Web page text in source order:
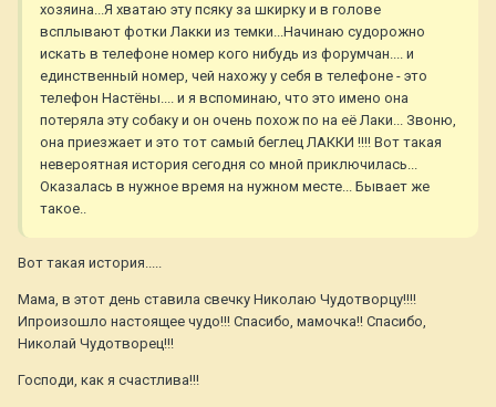
хозяина...Я хватаю эту псяку за шкирку и в голове
всплывают фотки Лакки из темки...Начинаю судорожно
искать в телефоне номер кого нибудь из форумчан.... и
единственный номер, чей нахожу у себя в телефоне - это
телефон Настёны.... и я вспоминаю, что это имено она
потеряла эту собаку и он очень похож по на её Лаки... Звоню,
она приезжает и это тот самый беглец ЛАККИ !!!! Вот такая
невероятная история сегодня со мной приключилась...
Оказалась в нужное время на нужном месте... Бывает же
такое..
Вот такая история.....
Мама, в этот день ставила свечку Николаю Чудотворцу!!!!
Ипроизошло настоящее чудо!!! Спасибо, мамочка!! Спасибо,
Николай Чудотворец!!!
Господи, как я счастлива!!!